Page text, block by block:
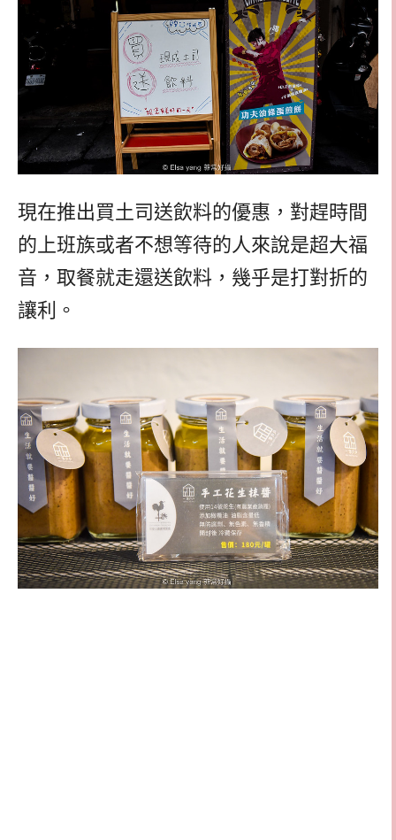
現在推出買土司送飲料的優惠，對趕時間
的上班族或者不想等待的人來說是超大福
音，取餐就走還送飲料，幾乎是打對折的
讓利。